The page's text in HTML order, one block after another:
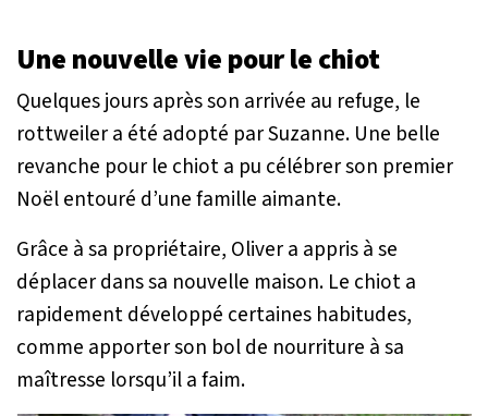
Une nouvelle vie pour le chiot
Quelques jours après son arrivée au refuge, le
rottweiler a été adopté par Suzanne. Une belle
revanche pour le chiot a pu célébrer son premier
Noël entouré d’une famille aimante.
Grâce à sa propriétaire, Oliver a appris à se
déplacer dans sa nouvelle maison. Le chiot a
rapidement développé certaines habitudes,
comme apporter son bol de nourriture à sa
maîtresse lorsqu’il a faim.